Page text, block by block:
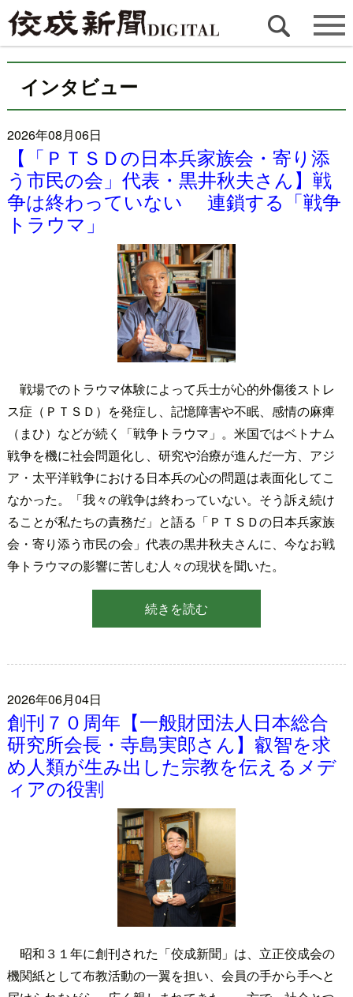
インタビュー
2026年08月06日
【「ＰＴＳＤの日本兵家族会・寄り添
う市民の会」代表・黒井秋夫さん】戦
争は終わっていない 連鎖する「戦争
トラウマ」
戦場でのトラウマ体験によって兵士が心的外傷後ストレ
ス症（ＰＴＳＤ）を発症し、記憶障害や不眠、感情の麻痺
（まひ）などが続く「戦争トラウマ」。米国ではベトナム
戦争を機に社会問題化し、研究や治療が進んだ一方、アジ
ア・太平洋戦争における日本兵の心の問題は表面化してこ
なかった。「我々の戦争は終わっていない。そう訴え続け
ることが私たちの責務だ」と語る「ＰＴＳＤの日本兵家族
会・寄り添う市民の会」代表の黒井秋夫さんに、今なお戦
争トラウマの影響に苦しむ人々の現状を聞いた。
続きを読む
2026年06月04日
創刊７０周年【一般財団法人日本総合
研究所会長・寺島実郎さん】叡智を求
め人類が生み出した宗教を伝えるメデ
ィアの役割
昭和３１年に創刊された「佼成新聞」は、立正佼成会の
機関紙として布教活動の一翼を担い、会員の手から手へと